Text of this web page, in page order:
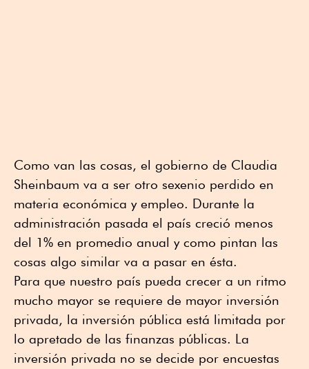
Como van las cosas, el gobierno de Claudia
Sheinbaum va a ser otro sexenio perdido en
materia económica y empleo. Durante la
administración pasada el país creció menos
del 1% en promedio anual y como pintan las
cosas algo similar va a pasar en ésta.
Para que nuestro país pueda crecer a un ritmo
mucho mayor se requiere de mayor inversión
privada, la inversión pública está limitada por
lo apretado de las finanzas públicas. La
inversión privada no se decide por encuestas